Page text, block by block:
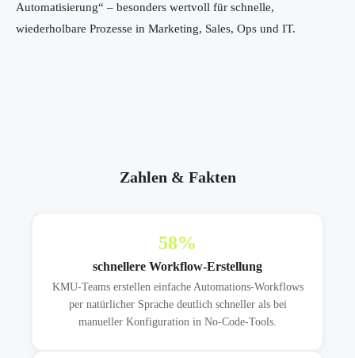
Automatisierung“ – besonders wertvoll für schnelle,
wiederholbare Prozesse in Marketing, Sales, Ops und IT.
Zahlen & Fakten
58%
schnellere Workflow-Erstellung
KMU-Teams erstellen einfache Automations-Workflows
per natürlicher Sprache deutlich schneller als bei
manueller Konfiguration in No-Code-Tools.